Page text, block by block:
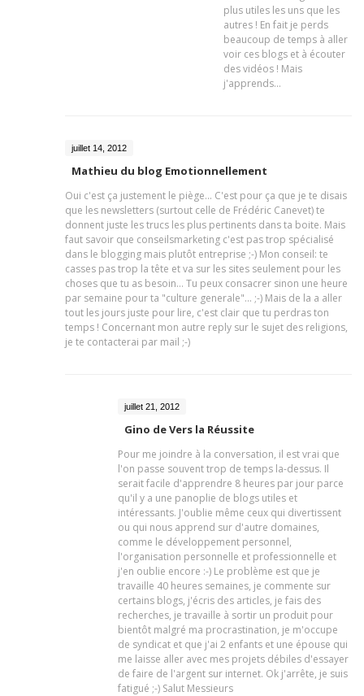
plus utiles les uns que les
autres ! En fait je perds
beaucoup de temps à aller
voir ces blogs et à écouter
des vidéos ! Mais
j'apprends...
juillet 14, 2012
Mathieu du blog Emotionnellement
Oui c'est ça justement le piège... C'est pour ça que je te disais
que les newsletters (surtout celle de Frédéric Canevet) te
donnent juste les trucs les plus pertinents dans ta boite. Mais
faut savoir que conseilsmarketing c'est pas trop spécialisé
dans le blogging mais plutôt entreprise ;-) Mon conseil: te
casses pas trop la tête et va sur les sites seulement pour les
choses que tu as besoin... Tu peux consacrer sinon une heure
par semaine pour ta "culture generale"... ;-) Mais de la a aller
tout les jours juste pour lire, c'est clair que tu perdras ton
temps ! Concernant mon autre reply sur le sujet des religions,
je te contacterai par mail ;-)
juillet 21, 2012
Gino de Vers la Réussite
Pour me joindre à la conversation, il est vrai que
l'on passe souvent trop de temps la-dessus. Il
serait facile d'apprendre 8 heures par jour parce
qu'il y a une panoplie de blogs utiles et
intéressants. J'oublie même ceux qui divertissent
ou qui nous apprend sur d'autre domaines,
comme le développement personnel,
l'organisation personnelle et professionnelle et
j'en oublie encore :-) Le problème est que je
travaille 40 heures semaines, je commente sur
certains blogs, j'écris des articles, je fais des
recherches, je travaille à sortir un produit pour
bientôt malgré ma procrastination, je m'occupe
de syndicat et que j'ai 2 enfants et une épouse qui
me laisse aller avec mes projets débiles d'essayer
de faire de l'argent sur internet. Ok j'arrête, je suis
fatigué ;-) Salut Messieurs